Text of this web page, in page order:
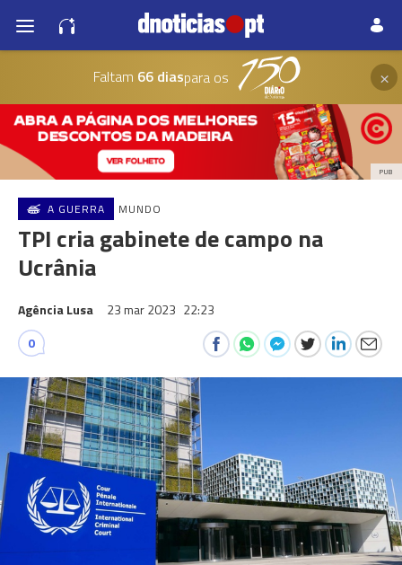
Faltam 66 diaspara os ×
PUB
A GUERRA MUNDO
TPI cria gabinete de campo na
Ucrânia
Agência Lusa 23 mar 2023 22:23
0